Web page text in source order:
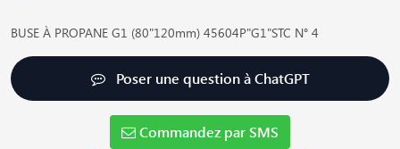
BUSE À PROPANE G1 (80"120mm) 45604P"G1"STC N° 4
Poser une question à ChatGPT
Commandez par SMS